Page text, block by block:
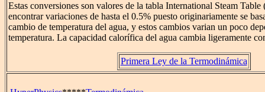
Estas conversiones son valores de la tabla International Steam
encontrar variaciones de hasta el 0.5% puesto originariamente se
cambio de temperatura del agua, y estos cambios varian un poco
temperatura. La capacidad calorífica del agua cambia ligeramente
Primera Ley de la Termodinámica